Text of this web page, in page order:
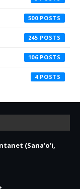
500
245
106
4
(Sana’o’i,